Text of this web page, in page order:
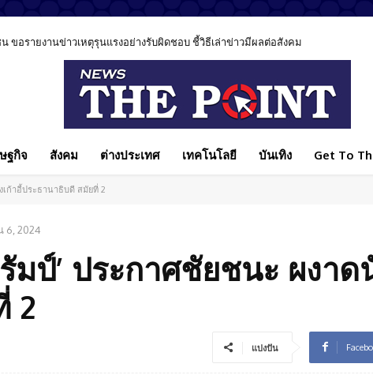
ขอรายงานข่าวเหตุรุนแรงอย่างรับผิดชอบ ชี้วิธีเล่าข่าวมีผลต่อสังคม
ฐกิจ สังคม ต่างประเทศ เทคโนโลยี บันเทิง Get To
เก้าอี้ประธานาธิบดี สมัยที่ 2
6, 2024
มป์’ ประกาศชัยชนะ ผงาด
2
แบ่งปัน